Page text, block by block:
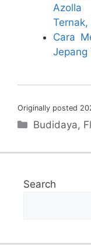
Ternak,
Cara
Jepang
Originally posted
Categories
Budidaya,
Search